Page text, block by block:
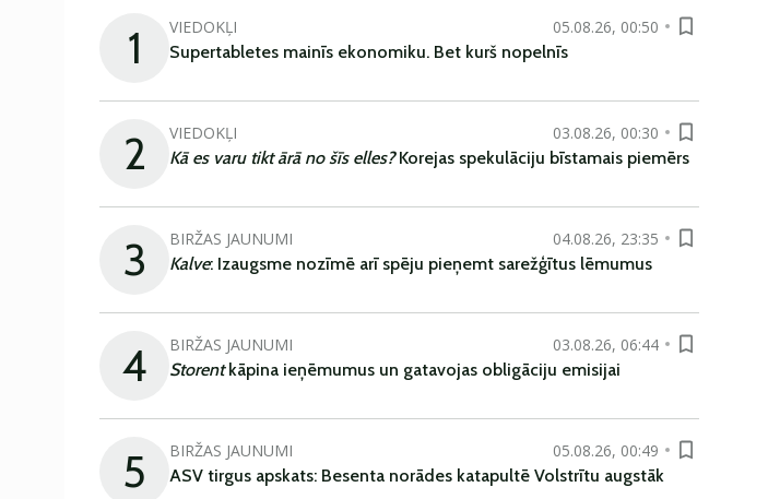
1 VIEDOKĻI
05.08.26, 00:50
Supertabletes mainīs ekonomiku. Bet kurš nopelnīs
2 VIEDOKĻI
03.08.26, 00:30
Kā es varu tikt ārā no šīs elles?Korejas spekulāciju bīstamais piemērs
3 BIRŽAS JAUNUMI
04.08.26, 23:35
Kalve: Izaugsme nozīmē arī spēju pieņemt sarežģītus lēmumus
4 BIRŽAS JAUNUMI
03.08.26, 06:44
Storentkāpina ieņēmumus un gatavojas obligāciju emisijai
5 BIRŽAS JAUNUMI
05.08.26, 00:49
ASV tirgus apskats: Besenta norādes katapultē Volstrītu augstāk